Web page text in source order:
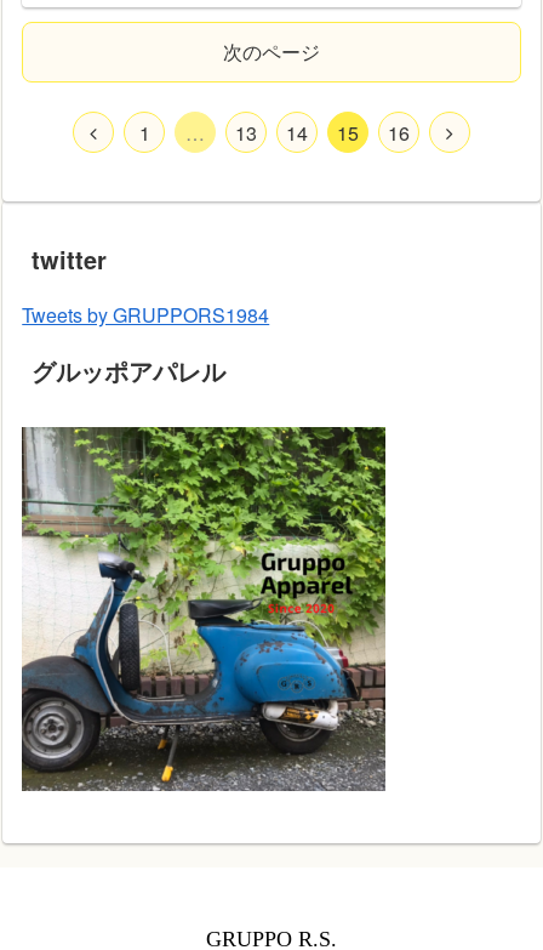
次のページ
1 … 13 14 15 16
twitter
Tweets by GRUPPORS1984
グルッポアパレル
GRUPPO R.S.